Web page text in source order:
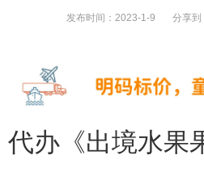
发布时间： 2023-1-9 分享到
代办《出境水果